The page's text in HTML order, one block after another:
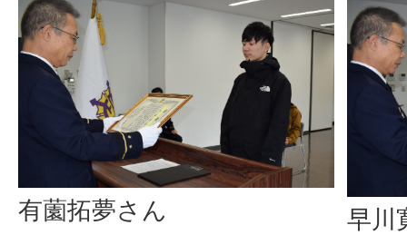
有薗拓夢さん 早川